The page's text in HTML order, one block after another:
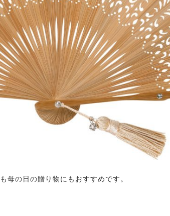
母の日の贈り物にもおすすめです。